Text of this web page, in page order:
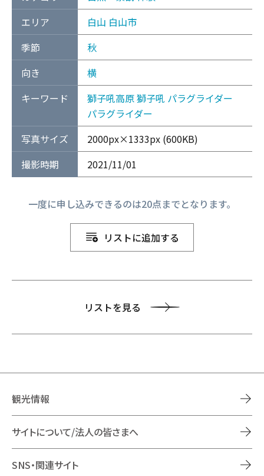
エリア
白山 白山市
季節
秋
向き
横
キーワード
獅子吼高原獅子吼 パラグライダー
パラグライダー
写真サイズ
2000px×1333px (600KB)
撮影時期
2021/11/01
一度に申し込みできるのは20点までとなります。
リストに追加する
リストを見る
観光情報
サイトについて/法人の皆さまへ
SNS・関連サイト